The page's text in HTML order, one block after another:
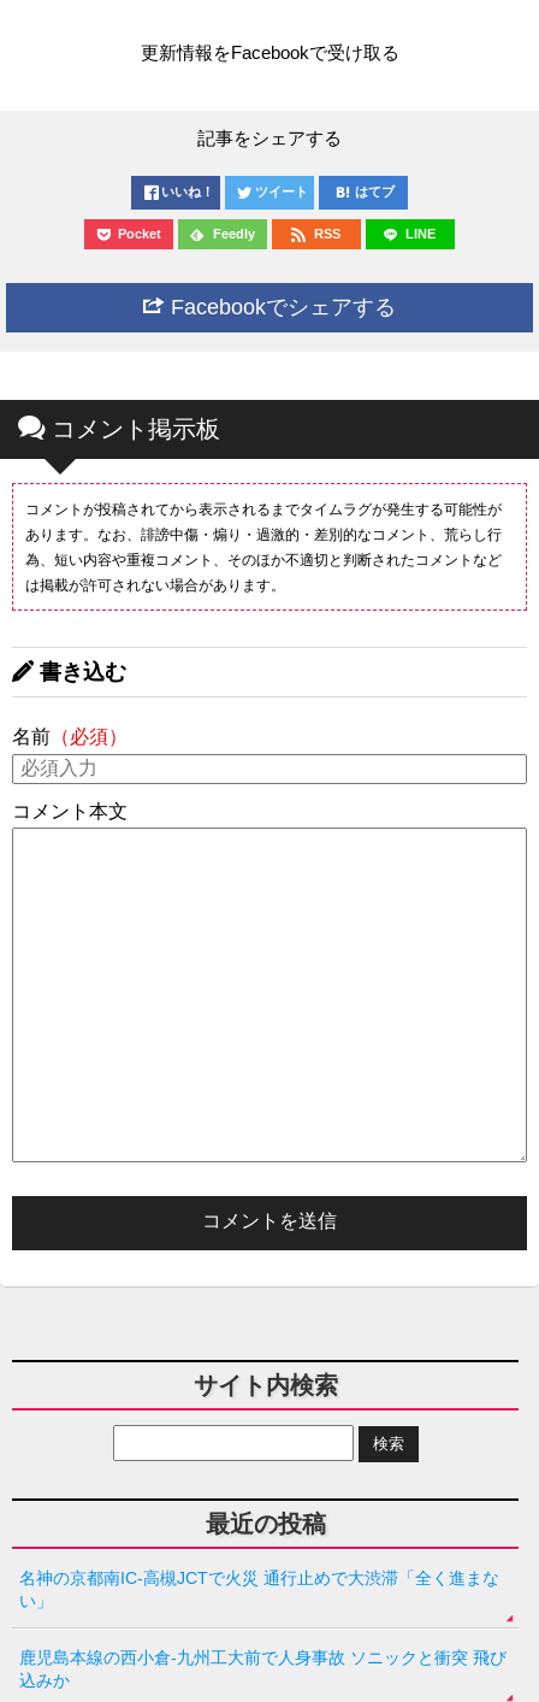
更新情報をFacebookで受け取る
記事をシェアする
いいね！ ツイート はてブ
Pocket Feedly RSS LINE
Facebookでシェアする
コメント掲示板
コメントが投稿されてから表示されるまでタイムラグが発生する可能性が
あります。なお、誹謗中傷・煽り・過激的・差別的なコメント、荒らし行
為、短い内容や重複コメント、そのほか不適切と判断されたコメントなど
は掲載が許可されない場合があります。
書き込む
名前 （必須）
コメント本文
サイト内検索
最近の投稿
名神の京都南IC-高槻JCTで火災 通行止めで大渋滞「全く進まな
い」
鹿児島本線の西小倉-九州工大前で人身事故 ソニックと衝突 飛び
込みか